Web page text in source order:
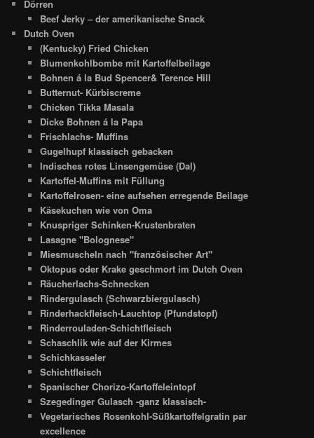
Dörren
Beef Jerky – der amerikanische Snack
Dutch Oven
(Kentucky) Fried Chicken
Blumenkohlbombe mit Kartoffelbeilage
Bohnen á la Bud Spencer& Terence Hill
Butternut- Kürbiscreme
Chicken Tikka Masala
Dicke Bohnen á la Papa
Frischlachs- Muffins
Gugelhupf klassisch gebacken
Indisches rotes Linsengemüse (Dal)
Kartoffel-Muffins mit Füllung
Kartoffelrosen- eine aufsehen erregende Beilage
Käsekuchen wie von Oma
Knuspriger Schinken-Krustenbraten
Lasagne "Bolognese"
Miesmuscheln nach "französischer Art"
Oktopus oder Krake geschmort im Dutch Oven
Räucherlachs-Schnecken
Rindergulasch (Schwarzbiergulasch)
Rinderhackfleisch-Lauchtop (Pfundstopf)
Rinderrouladen-Schichtfleisch
Schaschlik wie auf der Kirmes
Schichkasseler
Schichtfleisch
Spanischer Chorizo-Kartoffeleintopf
Szegedinger Gulasch -ganz klassisch-
Vegetarisches Rosenkohl-Süßkartoffelgratin par
excellence